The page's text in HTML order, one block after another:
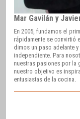
Mar Gavilán y
En 2005, fundamos el
rápidamente se convirtió
dimos un paso adelante
independiente. Para
nuestras pasiones por la
nuestro objetivo es
entusiastas de la cocina.